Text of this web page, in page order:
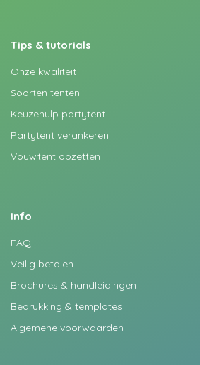
Tips & tutorials
Onze kwaliteit
Soorten tenten
Keuzehulp partytent
Partytent verankeren
Vouwtent opzetten
Info
FAQ
Veilig betalen
Brochures & handleidingen
Bedrukking & templates
Algemene voorwaarden